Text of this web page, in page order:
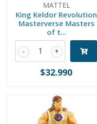
MATTEL
King Keldor Revolution
Masterverse Masters
of t...
+
-
$32.990